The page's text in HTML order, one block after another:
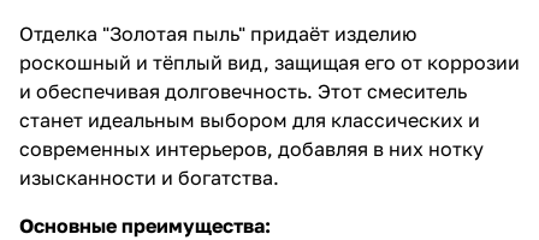
Отделка "Золотая пыль" придаёт изделию
роскошный и тёплый вид, защищая его от коррозии
и обеспечивая долговечность. Этот смеситель
станет идеальным выбором для классических и
современных интерьеров, добавляя в них нотку
изысканности и богатства.
Основные преимущества: